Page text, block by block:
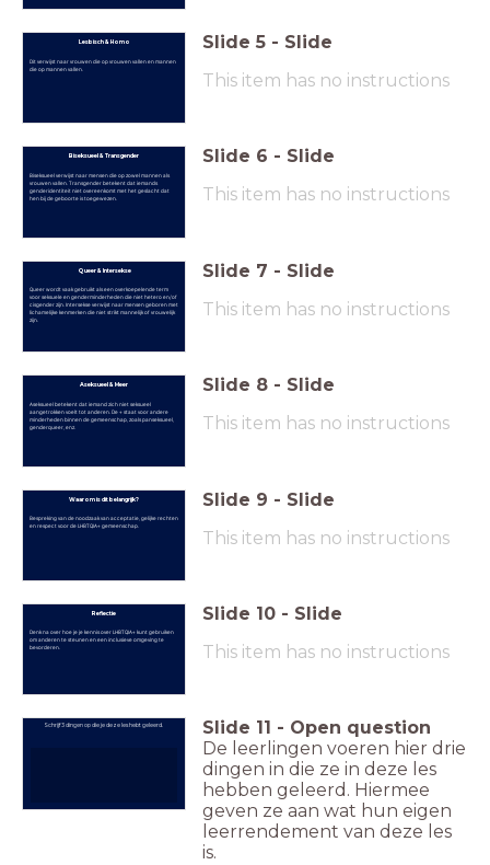
Lesbisch & Homo
Dit verwijst naar vrouwen die op vrouwen vallen en mannen
die op mannen vallen.
Slide 5 - Slide
This item has no instructions
Biseksueel & Transgender
Biseksueel verwijst naar mensen die op zowel mannen als
vrouwen vallen. Transgender betekent dat iemands
genderidentiteit niet overeenkomt met het geslacht dat
hen bij de geboorte is toegewezen.
Slide 6 - Slide
This item has no instructions
Queer & Intersekse
Queer wordt vaak gebruikt als een overkoepelende term
voor seksuele en genderminderheden die niet hetero en/of
cisgender zijn. Intersekse verwijst naar mensen geboren met
lichamelijke kenmerken die niet strikt mannelijk of vrouwelijk
zijn.
Slide 7 - Slide
This item has no instructions
Aseksueel & Meer
Aseksueel betekent dat iemand zich niet seksueel
aangetrokken voelt tot anderen. De + staat voor andere
minderheden binnen de gemeenschap, zoals panseksueel,
genderqueer, enz.
Slide 8 - Slide
This item has no instructions
Waarom is dit belangrijk?
Bespreking van de noodzaak van acceptatie, gelijke rechten
en respect voor de LHBTQIA+ gemeenschap.
Slide 9 - Slide
This item has no instructions
Reflectie
Denk na over hoe je je kennis over LHBTQIA+ kunt gebruiken
om anderen te steunen en een inclusieve omgeving te
bevorderen.
Slide 10 - Slide
This item has no instructions
Schrijf 3 dingen op die je deze les hebt geleerd. Slide 11 - Open question
De leerlingen voeren hier drie
dingen in die ze in deze les
hebben geleerd. Hiermee
geven ze aan wat hun eigen
leerrendement van deze les
is.